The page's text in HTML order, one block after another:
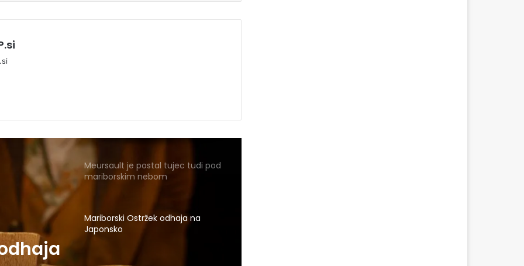
Drugi dan Lenta: od balkanske
mariborskim nebom
Mariborski Ostržek odhaja na
Najboljše nove knjige, ki jih res